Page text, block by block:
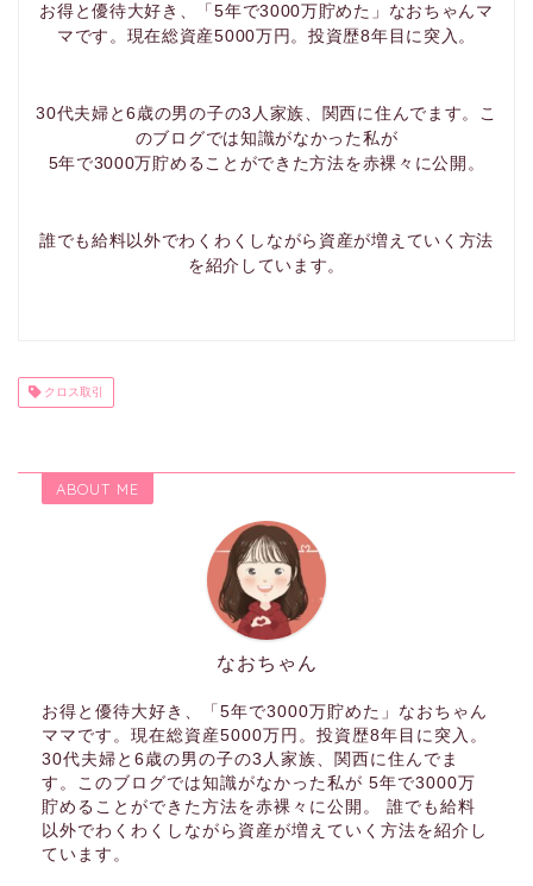
お得と優待大好き、「5年で3000万貯めた」なおちゃんマ
マです。現在総資産5000万円。投資歴8年目に突入。
30代夫婦と6歳の男の子の3人家族、関西に住んでます。こ
のブログでは知識がなかった私が
5年で3000万貯めることができた方法を赤裸々に公開。
誰でも給料以外でわくわくしながら資産が増えていく方法
を紹介しています。
クロス取引
ABOUT ME
なおちゃん
お得と優待大好き、「5年で3000万貯めた」なおちゃん
ママです。現在総資産5000万円。投資歴8年目に突入。
30代夫婦と6歳の男の子の3人家族、関西に住んでま
す。このブログでは知識がなかった私が 5年で3000万
貯めることができた方法を赤裸々に公開。 誰でも給料
以外でわくわくしながら資産が増えていく方法を紹介し
ています。